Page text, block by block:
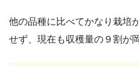
他の品種に比べてかなり栽培
せず、現在も収穫量の９割が